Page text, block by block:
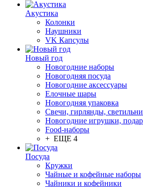
Акустика
Колонки
Наушники
VK Капсулы
Новый год
Новогодние наборы
Новогодняя посуда
Новогодние аксессуары
Елочные шары
Новогодняя упаковка
Свечи, гирлянды,
Новогодние игрушки,
Food-наборы
+ ЕЩЕ 4
Посуда
Кружки
Чайные и кофейные наборы
Чайники и кофейники